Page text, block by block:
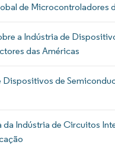
de Microcontroladores
a Indústria de
das Américas
Dispositivos de
da Indústria de Circuitos